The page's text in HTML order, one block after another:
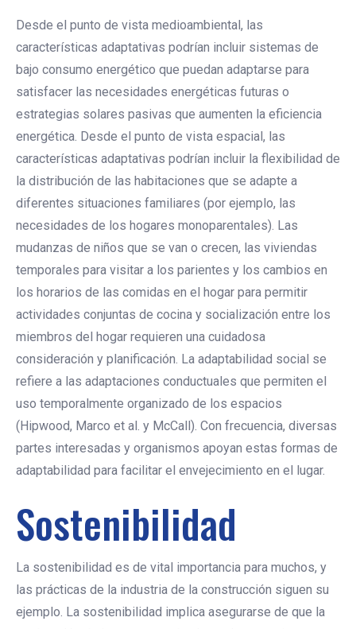
Desde el punto de vista medioambiental, las
características adaptativas podrían incluir sistemas de
bajo consumo energético que puedan adaptarse para
satisfacer las necesidades energéticas futuras o
estrategias solares pasivas que aumenten la eficiencia
energética. Desde el punto de vista espacial, las
características adaptativas podrían incluir la flexibilidad de
la distribución de las habitaciones que se adapte a
diferentes situaciones familiares (por ejemplo, las
necesidades de los hogares monoparentales). Las
mudanzas de niños que se van o crecen, las viviendas
temporales para visitar a los parientes y los cambios en
los horarios de las comidas en el hogar para permitir
actividades conjuntas de cocina y socialización entre los
miembros del hogar requieren una cuidadosa
consideración y planificación. La adaptabilidad social se
refiere a las adaptaciones conductuales que permiten el
uso temporalmente organizado de los espacios
(Hipwood, Marco et al. y McCall). Con frecuencia, diversas
partes interesadas y organismos apoyan estas formas de
adaptabilidad para facilitar el envejecimiento en el lugar.
Sostenibilidad
La sostenibilidad es de vital importancia para muchos, y
las prácticas de la industria de la construcción siguen su
ejemplo. La sostenibilidad implica asegurarse de que la